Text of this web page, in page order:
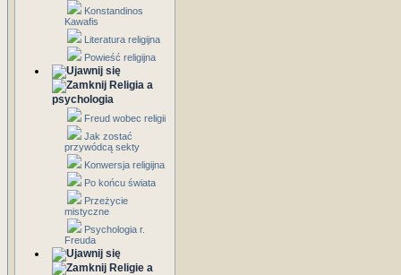
Konstandinos
Kawafis
Literatura religijna
Powieść religijna
Religia a
psychologia
Freud wobec religii
Jak zostać
przywódcą sekty
Konwersja religijna
Po końcu świata
Przeżycie
mistyczne
Psychologia r.
Freuda
Religie a